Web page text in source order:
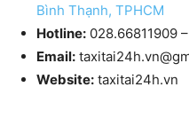
Bình Thạnh, TPHCM
Hotline: 028.66811909
Email:
Website: taxitai24h.vn